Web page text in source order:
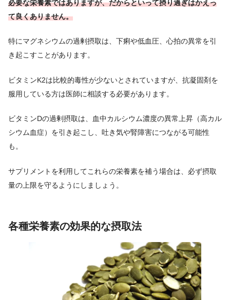
必要な栄養素ではありますが、だからといって摂り過ぎはかえっ
て良くありません。
特にマグネシウムの過剰摂取は、下痢や低血圧、心拍の異常を引
き起こすことがあります。
ビタミンK2は比較的毒性が少ないとされていますが、抗凝固剤を
服用している方は医師に相談する必要があります。
ビタミンDの過剰摂取は、血中カルシウム濃度の異常上昇（高カル
シウム血症）を引き起こし、吐き気や腎障害につながる可能性
も。
サプリメントを利用してこれらの栄養素を補う場合は、必ず摂取
量の上限を守るようにしましょう。
各種栄養素の効果的な摂取法